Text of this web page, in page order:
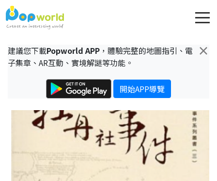
×
建議您下載Popworld APP ，體驗完整的地圖指引、電
子集章、AR互動、實境解謎等功能。
開始APP導覽